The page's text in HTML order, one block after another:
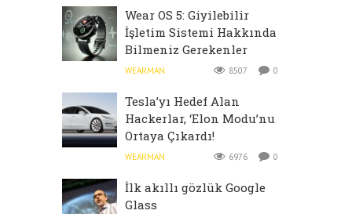
Wear OS 5: Giyilebilir
İşletim Sistemi Hakkında
Bilmeniz Gerekenler
WEARMAN 8507 0
Tesla’yı Hedef Alan
Hackerlar, ‘Elon Modu’nu
Ortaya Çıkardı!
WEARMAN 6976 0
İlk akıllı gözlük Google
Glass